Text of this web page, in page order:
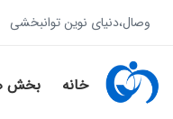
وصال،دنیای نوین توانبخشی
خانه بخش